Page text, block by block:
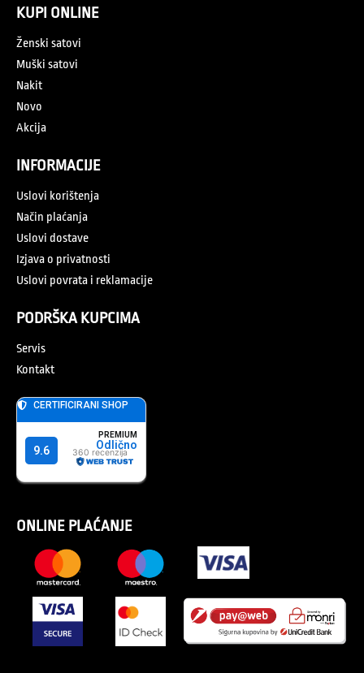
KUPI ONLINE
Ženski satovi
Muški satovi
Nakit
Novo
Akcija
INFORMACIJE
Uslovi korištenja
Način plaćanja
Uslovi dostave
Izjava o privatnosti
Uslovi povrata i reklamacije
PODRŠKA KUPCIMA
Servis
Kontakt
ONLINE PLAĆANJE